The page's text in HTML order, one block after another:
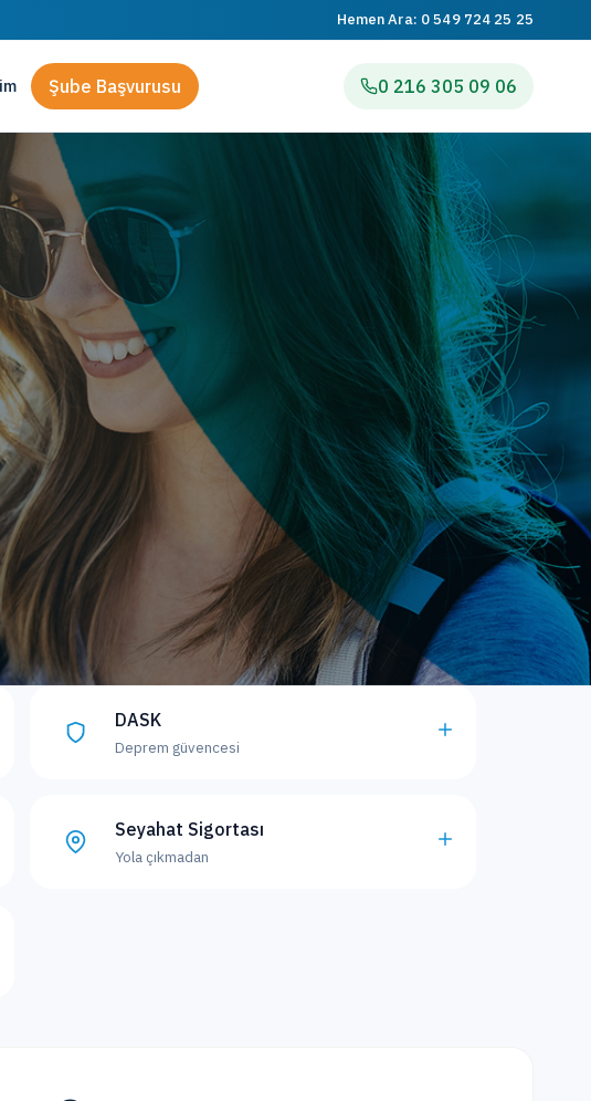
Hemen Ara: 0 549 724 25 25
Şube Başvurusu 0 216 305 09 06
DASK
Deprem güvencesi
Seyahat Sigortası
Yola çıkmadan